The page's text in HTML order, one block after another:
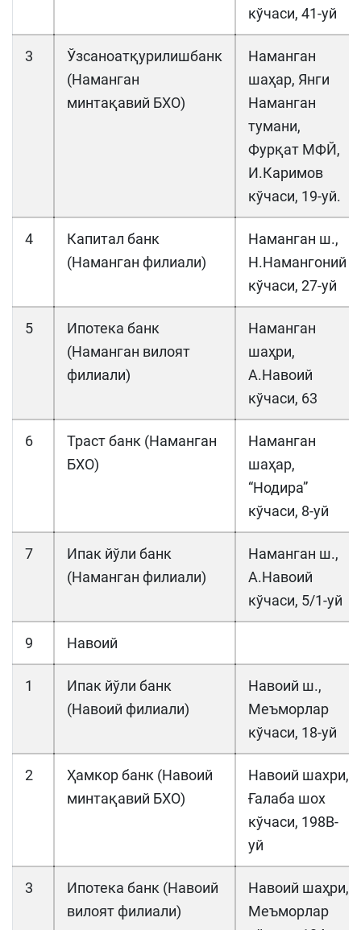
кўчаси, 41-уй
3
Ўзсаноатқурилишбанк
(Наманган
минтақавий БХО)
Наманган
шаҳар, Янги
Наманган
тумани,
Фурқат МФЙ,
И.Каримов
кўчаси, 19-уй.
4
Капитал банк
(Наманган филиали)
Наманган ш.,
Н.Намангоний
кўчаси, 27-уй
5
Ипотека банк
(Наманган вилоят
филиали)
Наманган
шаҳри,
А.Навоий
кўчаси, 63
6
Траст банк (Наманган
БХО)
Наманган
шаҳар,
“Нодира”
кўчаси, 8-уй
7
Ипак йўли банк
(Наманган филиали)
Наманган ш.,
А.Навоий
кўчаси, 5/1-уй
9 Навоий
1
Ипак йўли банк
(Навоий филиали)
Навоий ш.,
Меъморлар
кўчаси, 18-уй
2
Ҳамкор банк (Навоий
минтақавий БХО)
Навоий шахри,
Ғалаба шох
кўчаси, 198В-
уй
3
Ипотека банк (Навоий
вилоят филиали)
Навоий шаҳри,
Меъморлар